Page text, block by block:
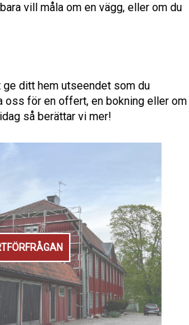
vill måla om en vägg, eller om du
ditt hem utseendet som du
oss för en offert, en bokning eller om
så berättar vi mer!